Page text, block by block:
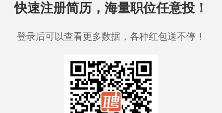
快速注册简历，海量职位任意投！
登录后可以查看更多数据，各种红包送不停！